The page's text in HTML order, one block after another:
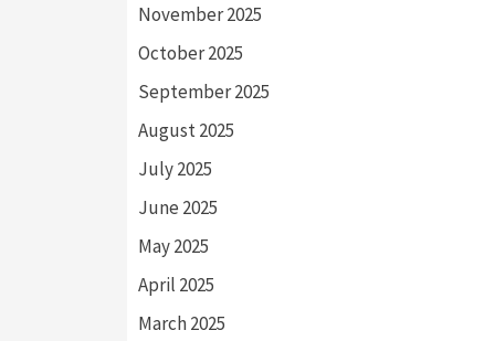
November 2025
October 2025
September 2025
August 2025
July 2025
June 2025
May 2025
April 2025
March 2025